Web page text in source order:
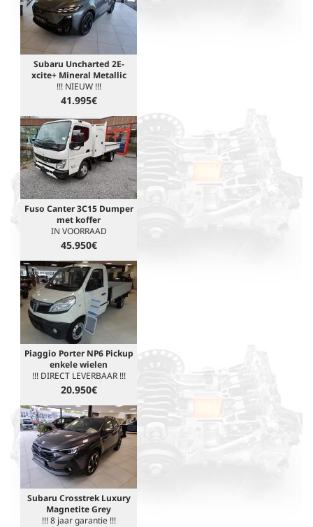
Subaru Uncharted 2E-
xcite+ Mineral Metallic
!!! NIEUW !!!
41.995€
Fuso Canter 3C15 Dumper
met koffer
IN VOORRAAD
45.950€
Piaggio Porter NP6 Pickup
enkele wielen
!!! DIRECT LEVERBAAR !!!
20.950€
Subaru Crosstrek Luxury
Magnetite Grey
!!! 8 jaar garantie !!!